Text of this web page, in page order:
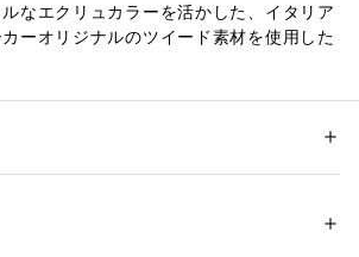
なエクリュカラーを活かした、イタリア
ーオリジナルのツイード素材を使用した
ケットとロングキーネックがデザインポ
たパール付きのブレードで華やかさをプ
％　ナイロン2％　裏地：キュプラ
可、タンブル乾燥不可、アイロン仕上げ可、ドラ
ング不可